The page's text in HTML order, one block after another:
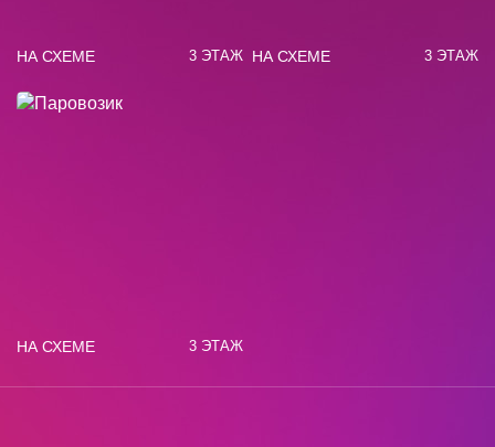
НА СХЕМЕ 3 ЭТАЖ НА СХЕМЕ 3 ЭТАЖ
НА СХЕМЕ 3 ЭТАЖ